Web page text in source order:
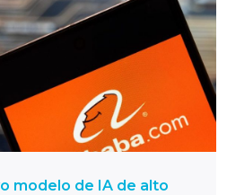
modelo de IA de alto